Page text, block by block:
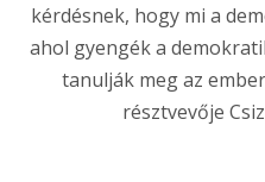
kérdésnek, hogy mi a
ahol gyengék a
tanulják meg az
résztvevője